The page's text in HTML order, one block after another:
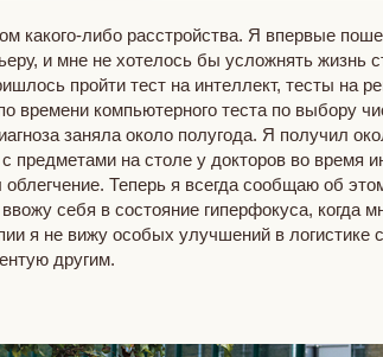
либо расстройства. Я впервые
и мне не хотелось бы усложнять жизнь
пройти тест на интеллект, тесты на
времени компьютерного теста по выбору
заняла около полугода. Я получил
на столе у докторов во время
Теперь я всегда сообщаю об
себя в состояние гиперфокуса, когда
я не вижу особых улучшений в логистике
другим.